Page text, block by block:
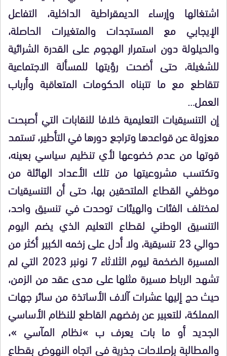
اشتغالها وإرساء الديمقراطية الداخلية، التفاعل
الإيجابي مع المستجدات والمتغيرات الحاصلة،
والحيلولة دون استمرار الهجوم على القدرة الشرائية
للشغيلة، حتى أضحت رؤيتها للمسألة الاجتماعية
تتقاطع مع ما تتبناه الحكومات المتعاقبة وأرباب
العمل…
إن التنسيقيات التعليمية خلافا للنقابات التي أصبحت
معزولة عن قواعدها وتراجع دورها في التأطير، تستمد
قوتها من عدم خضوعها لأي تنظيم سياسي بعينه،
وتكتسب مشروعيتها من تلك الأعداد الهائلة من
موظفي القطاع الملتحقين بها، حتى أن التنسيقيات
لمختلف الفئات والهيئات توحدت في تنسيق واحد،
التنسيق الوطني لقطاع التعليم الذي يضم اليوم
حوالي 23 تنسيقية، ولا أدل على زخمه الكبير أكثر من
المسيرة الضخمة ليوم الثلاثاء 7 نونبر 2023 التي لم
تشهد الرباط مسيرة مثلها على مدى عقد من الزمن،
حيث حج إليها عشرات آلاف الأساتذة من سائر جهات
المملكة، للتعبير عن رفضهم القاطع للنظام الأساسي
الجديد أو ما بات يعرف ب »نظام المآسي »،
والمطالبة بإصلاحات جذرية في اتجاه النهوض بقطاع